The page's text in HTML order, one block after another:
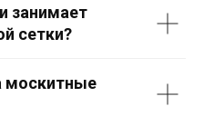
занимает
сетки?
москитные